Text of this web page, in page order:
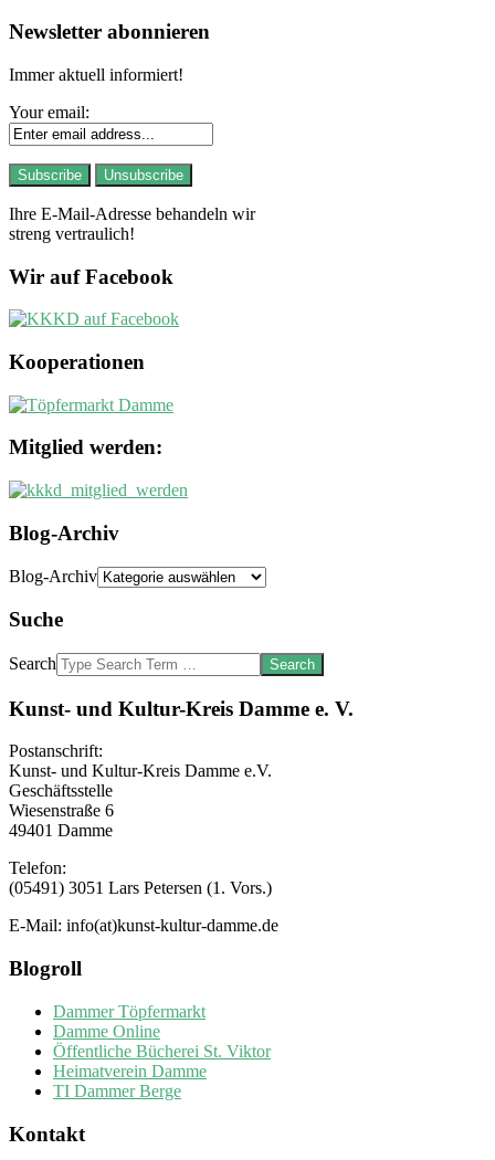
Newsletter abonnieren
Immer aktuell informiert!
Your email:
Ihre E-Mail-Adresse behandeln wir
streng vertraulich!
Wir auf Facebook
Kooperationen
Mitglied werden:
Blog-Archiv
Blog-Archiv
Suche
Search
Kunst- und Kultur-Kreis Damme e. V.
Postanschrift:
Kunst- und Kultur-Kreis Damme e.V.
Geschäftsstelle
Wiesenstraße 6
49401 Damme
Telefon:
(05491) 3051 Lars Petersen (1. Vors.)
E-Mail: info(at)kunst-kultur-damme.de
Blogroll
Dammer Töpfermarkt
Damme Online
Öffentliche Bücherei St. Viktor
Heimatverein Damme
TI Dammer Berge
Kontakt